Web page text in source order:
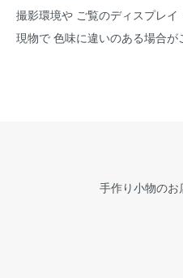
撮影環境や ご覧のディスプレ
現物で 色味に違いのある場合が
手作り小物の